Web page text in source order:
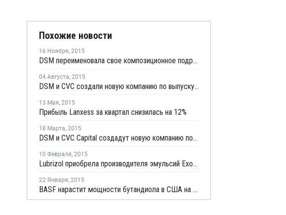
Похожие новости
16 Ноября, 2015
DSM переименовала свое композиционное подразделение в Aliancys
04 Августа, 2015
DSM и CVC создали новую компанию по выпуску полимерных промежуточных веществ
13 Мая, 2015
Прибыль Lanxess за квартал снизилась на 12%
18 Марта, 2015
DSM и CVC Capital создадут новую компанию по производству полимерных промежуточных веществ
10 Февраля, 2015
Lubrizol приобрела производителя эмульсий ExoQuimica
22 Января, 2015
BASF нарастит мощности бутандиола в США на 10%